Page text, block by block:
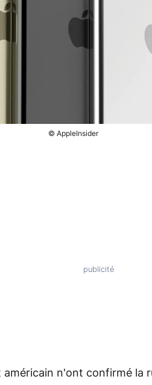
© AppleInsider
américain n'ont confirmé la